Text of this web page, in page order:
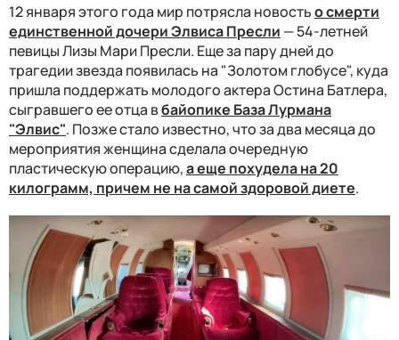
12 января этого года мир потрясла новостьо смерти
единственной дочери Элвиса Пресли — 54-летней
певицы Лизы Мари Пресли. Еще за пару дней до
трагедии звезда появилась на "Золотом глобусе", куда
пришла поддержать молодого актера Остина Батлера,
сыгравшего ее отца вбайопике База Лурмана
"Элвис". Позже стало известно, что за два месяца до
мероприятия женщина сделала очередную
пластическую операцию,а еще похудела на 20
килограмм, причем не на самой здоровой диете.